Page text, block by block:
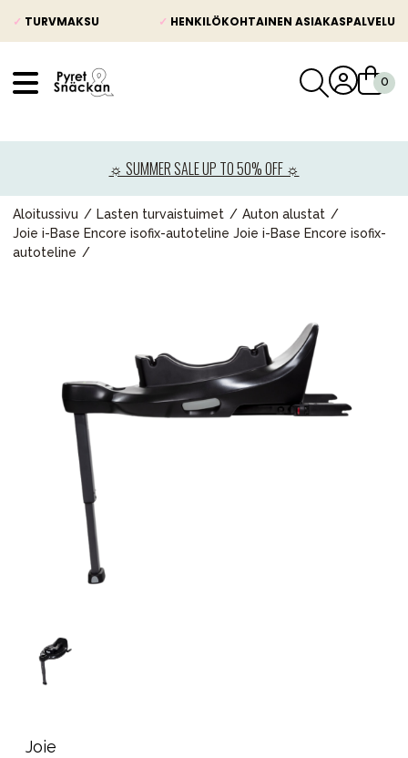
✓ TURVMAKSU ✓ HENKILÖKOHTAINEN ASIAKASPALVELU
☼ SUMMER SALE UP TO 50% OFF ☼
Aloitussivu Lasten turvaistuimet
Auton alustat
Joie i-Base Encore isofix-autoteline Joie i-Base Encore isofix-
autoteline
Joie
Lastenvaunut
Lasten turvaistuimet
Äiti & Isä
Huonekalut & vuodevaatteet
Tarvikkeet